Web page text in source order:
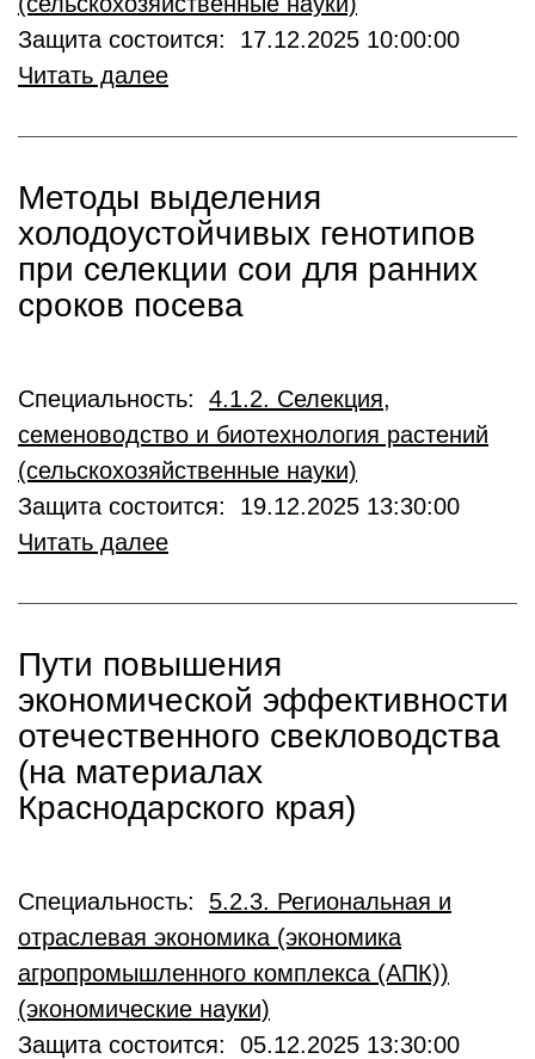
Защита состоится: 17.12.2025 10:00:00
Читать далее
Методы выделения
холодоустойчивых генотипов
при селекции сои для ранних
сроков посева
Специальность: 4.1.2. Селекция,
семеноводство и биотехнология растений
(сельскохозяйственные науки)
Защита состоится: 19.12.2025 13:30:00
Читать далее
Пути повышения
экономической эффективности
отечественного свекловодства
(на материалах
Краснодарского края)
Специальность: 5.2.3. Региональная и
отраслевая экономика (экономика
агропромышленного комплекса (АПК))
(экономические науки)
Защита состоится: 05.12.2025 13:30:00